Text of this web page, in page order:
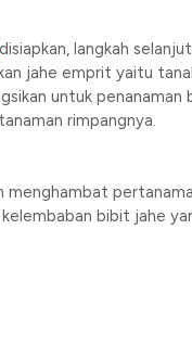
disiapkan, langkah
jahe emprit yaitu
untuk
rimpangnya.
bibit jahe